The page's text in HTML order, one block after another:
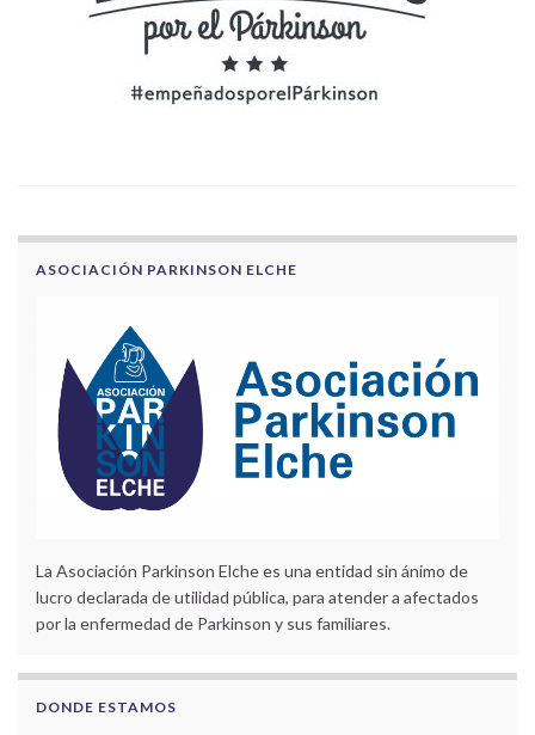
ASOCIACIÓN PARKINSON ELCHE
La Asociación Parkinson Elche es una entidad sin ánimo de
lucro declarada de utilidad pública, para atender a afectados
por la enfermedad de Parkinson y sus familiares.
DONDE ESTAMOS